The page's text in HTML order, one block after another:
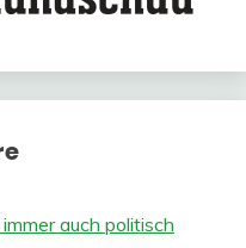
auch politisch